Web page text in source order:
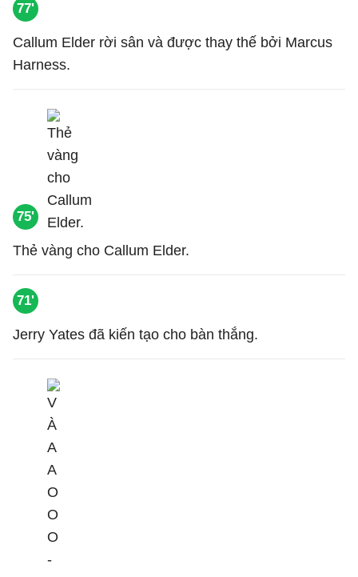
77'
Callum Elder rời sân và được thay thế bởi Marcus
Harness.
75'
Thẻ vàng cho Callum Elder.
71'
Jerry Yates đã kiến tạo cho bàn thắng.